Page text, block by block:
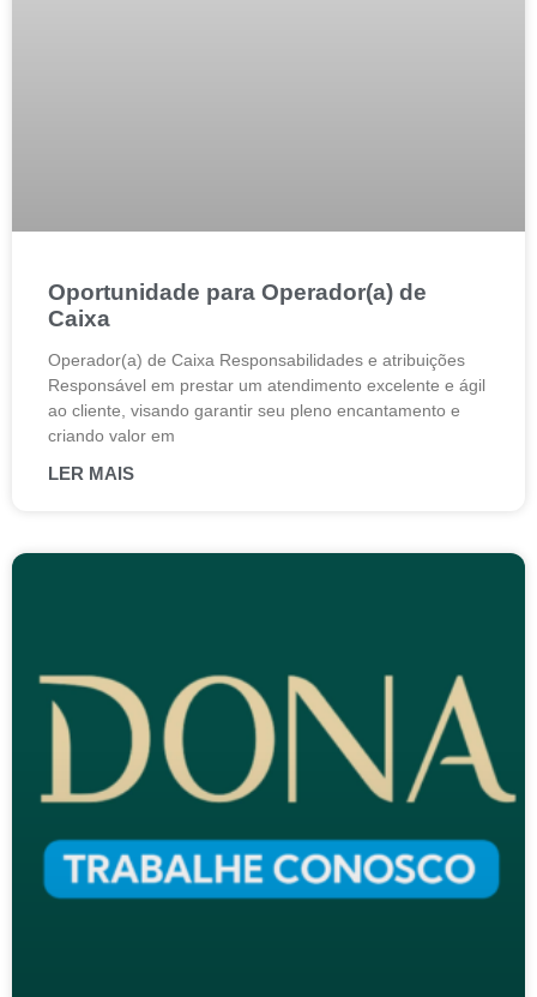
Oportunidade para Operador(a) de
Caixa
Operador(a) de Caixa Responsabilidades e atribuições
Responsável em prestar um atendimento excelente e ágil
ao cliente, visando garantir seu pleno encantamento e
criando valor em
LER MAIS